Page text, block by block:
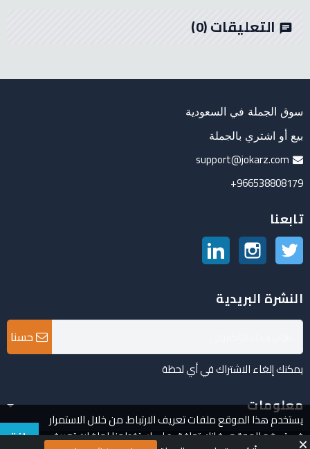
chat التعليقات(0)
سوق الجملة في السعودية
بيع أو اشتري بالجملة
support@jokarz.com
966538808179+
تابعنا
تويتر انستغرام
النشرة البريدية
حسنا
يمكنك إلغاء الاشتراك في أي لحظة
معلومات
يستخدم هذا الموقع ملفات تعريف الارتباط. من خلال الاستمرار
في تصفح الموقع ، فإنك توافق على استخدامنا لملفات تعريف
وافق